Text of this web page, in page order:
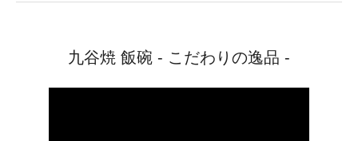
九谷焼 飯碗 - こだわりの逸品 -